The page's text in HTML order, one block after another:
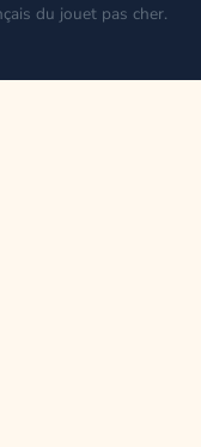
du jouet pas cher.